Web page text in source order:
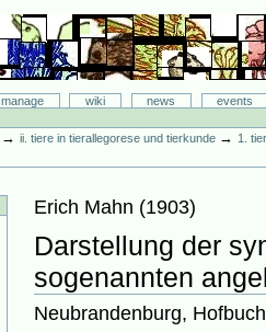
manage wiki news
events
→ii. tiere in tierallegorese und tierkunde →1.
Erich Mahn (1903)
Darstellung der
sogenannten
Neubrandenburg,